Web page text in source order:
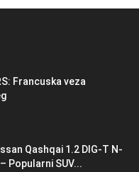
Francuska veza
Qashqai 1.2 DIG-T N-
Popularni SUV...